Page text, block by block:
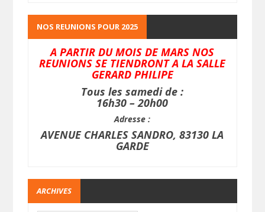
NOS REUNIONS POUR 2025
A PARTIR DU MOIS DE MARS NOS
REUNIONS SE TIENDRONT A LA SALLE
GERARD PHILIPE
Tous les samedi de :
16h30 – 20h00
Adresse :
AVENUE CHARLES SANDRO, 83130 LA
GARDE
ARCHIVES